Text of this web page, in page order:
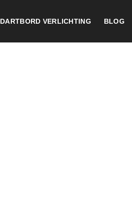
DARTBORD VERLICHTING BLOG